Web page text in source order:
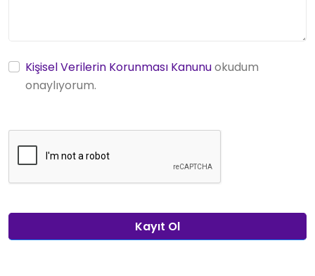
Kişisel Verilerin Korunması Kanunuokudum
onaylıyorum.
Kayıt Ol